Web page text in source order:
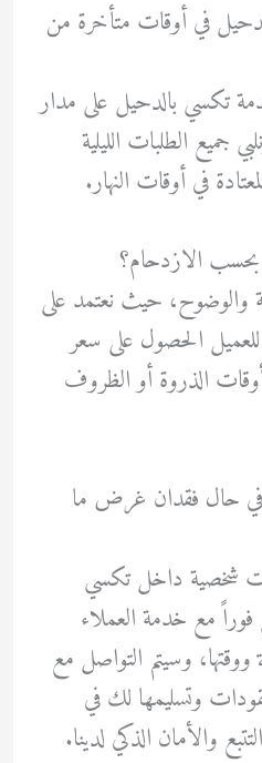
في أوقات متأخرة من
تكسي بالدحيل على مدار
جميع الطلبات الليلية
في أوقات النهار.
بحسب الازدحام؟
والوضوح، حيث نعتمد على
الحصول على سعر
الذروة أو الظروف
في حال فقدان غرض ما
شخصية داخل تكسي
مع خدمة العملاء
وسيتم التواصل مع
وتسليمها لك في
والأمان الذكي لدينا.